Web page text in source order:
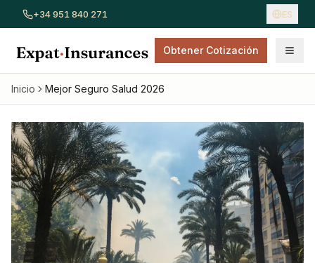
+34 951 840 271 ES
Obtener Cotización
Ver todos los seguros Seguro de coche
Inicio Mejor Seguro Salud 2026